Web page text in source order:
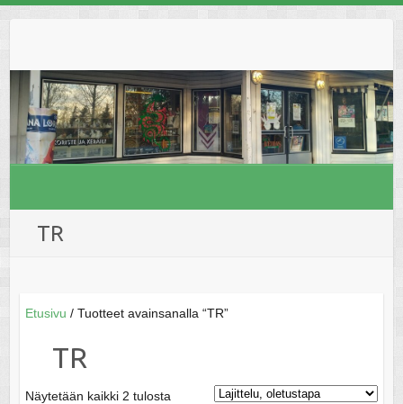
TR
Etusivu / Tuotteet avainsanalla “TR”
TR
Näytetään kaikki 2 tulosta